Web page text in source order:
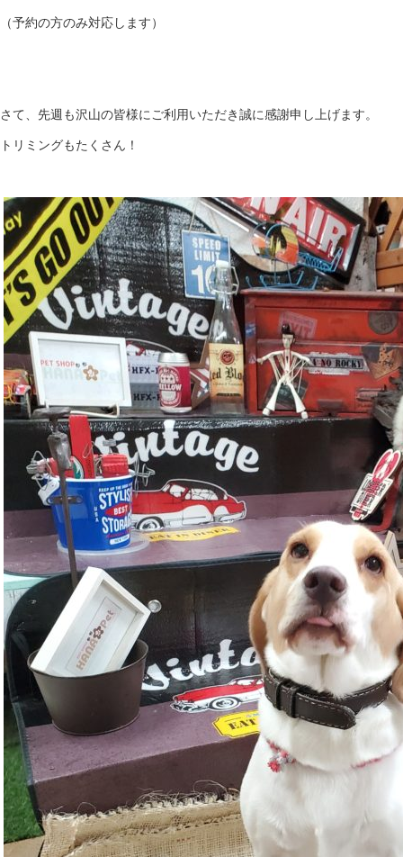
（予約の方のみ対応します）
さて、先週も沢山の皆様にご利用いただき誠に感謝申し上げます。
トリミングもたくさん！